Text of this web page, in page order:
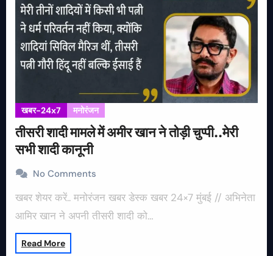
खबर-24x7 मनोरंजन
तीसरी शादी मामले में अमीर खान ने तोड़ी चुप्पी..मेरी
सभी शादी कानूनी
No Comments
खबर शेयर करें.. मनोरंजन खबर डेस्क खबर 24×7 मुंबई // अभिनेता
आमिर खान ने अपनी तीसरी शादी को…
Read More